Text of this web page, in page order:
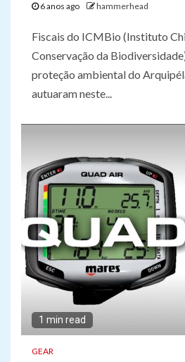
6 anos ago hammerhead
Fiscais do ICMBio (Instituto
Conservação da
proteção ambiental do
autuaram neste...
1 min read
GEAR